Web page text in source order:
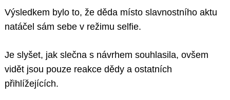
Výsledkem bylo to, že děda místo slavnostního aktu
natáčel sám sebe v režimu selfie.
Je slyšet, jak slečna s návrhem souhlasila, ovšem
vidět jsou pouze reakce dědy a ostatních
přihlížejících.